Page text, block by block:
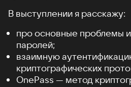
В выступлении я расскажу:
про основные проблемы
паролей;
взаимную
криптографических
OnePass — метод